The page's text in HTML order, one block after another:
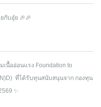
กับอุ๋ย 🎉🎉
นื้ออ่อนแรง Foundation to
ที่ได้รับทุนสนับสนุนจาก กองทุน
✨